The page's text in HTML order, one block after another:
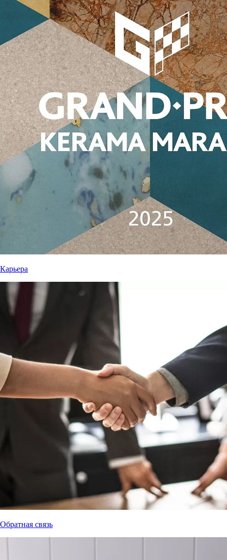
Карьера
Обратная связь